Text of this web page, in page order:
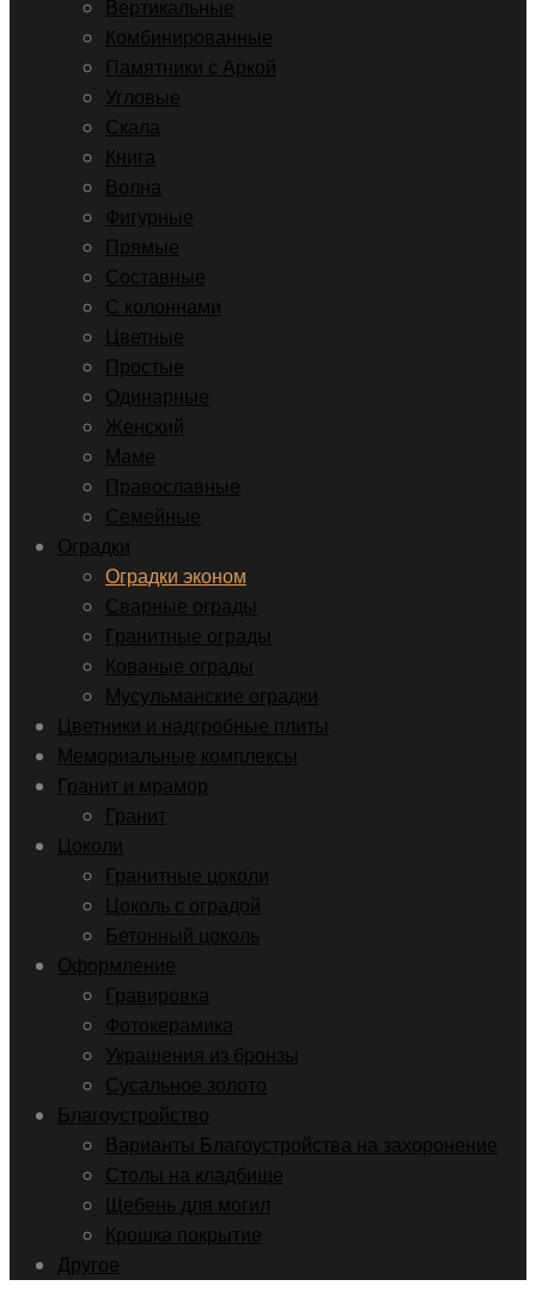
Вертикальные
Комбинированные
Памятники с Аркой
Угловые
Скала
Книга
Волна
Фигурные
Прямые
Составные
С колоннами
Цветные
Простые
Одинарные
Женский
Маме
Православные
Семейные
Оградки
Оградки эконом
Сварные ограды
Гранитные ограды
Кованые ограды
Мусульманские оградки
Цветники и надгробные плиты
Мемориальные комплексы
Гранит и мрамор
Гранит
Цоколи
Гранитные цоколи
Цоколь с оградой
Бетонный цоколь
Оформление
Гравировка
Фотокерамика
Украшения из бронзы
Сусальное золото
Благоустройство
Варианты Благоустройства на захоронение
Столы на кладбище
Щебень для могил
Крошка покрытие
Другое